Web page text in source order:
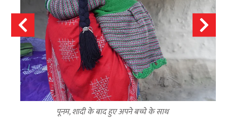
पूनम, शादी के बाद हुए अपने बच्चे के साथ